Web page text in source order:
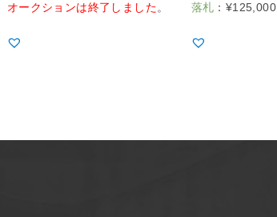
オークションは終了しました 。 落札 ： ¥125,000